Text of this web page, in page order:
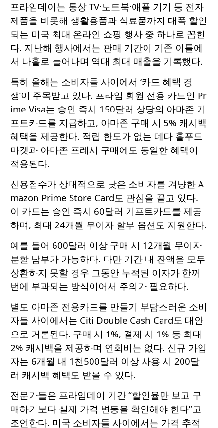
프라임데이는 통상 TV·노트북·애플 기기 등 전자
제품을 비롯해 생활용품과 식료품까지 대폭 할인
되는 미국 최대 온라인 쇼핑 행사 중 하나로 꼽힌
다. 지난해 행사에서는 판매 기간이 기존 이틀에
서 나흘로 늘어나며 역대 최대 매출을 기록했다.
특히 올해는 소비자들 사이에서 ‘카드 혜택 경
쟁’이 주목받고 있다. 프라임 회원 전용 카드인 Pr
ime Visa는 승인 즉시 150달러 상당의 아마존 기
프트카드를 지급하고, 아마존 구매 시 5% 캐시백
혜택을 제공한다. 적립 한도가 없는 데다 홀푸드
마켓과 아마존 프레시 구매에도 동일한 혜택이
적용된다.
신용점수가 상대적으로 낮은 소비자를 겨냥한 A
mazon Prime Store Card도 관심을 끌고 있다.
이 카드는 승인 즉시 60달러 기프트카드를 제공
하며, 최대 24개월 무이자 할부 옵션도 지원한다.
예를 들어 600달러 이상 구매 시 12개월 무이자
분할 납부가 가능하다. 다만 기간 내 잔액을 모두
상환하지 못할 경우 그동안 누적된 이자가 한꺼
번에 부과되는 방식이어서 주의가 필요하다.
별도 아마존 전용카드를 만들기 부담스러운 소비
자들 사이에서는 Citi Double Cash Card도 대안
으로 거론된다. 구매 시 1%, 결제 시 1% 등 최대
2% 캐시백을 제공하며 연회비는 없다. 신규 가입
자는 6개월 내 1천500달러 이상 사용 시 200달
러 캐시백 혜택도 받을 수 있다.
전문가들은 프라임데이 기간 “할인율만 보고 구
매하기보다 실제 가격 변동을 확인해야 한다”고
조언한다. 미국 소비자들 사이에서는 가격 추적